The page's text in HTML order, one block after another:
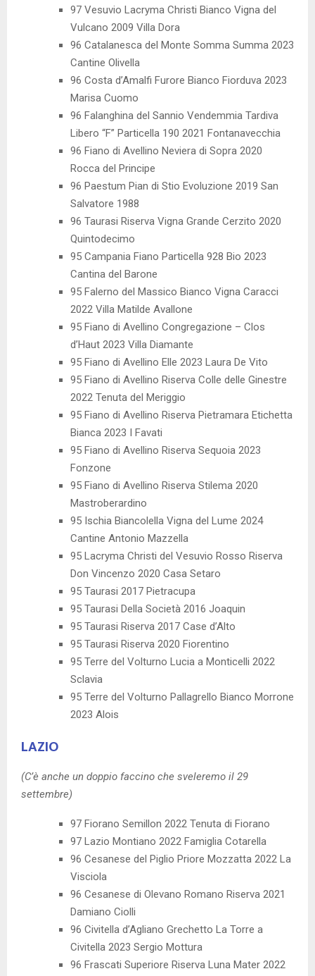
97 Vesuvio Lacryma Christi Bianco Vigna del
Vulcano 2009 Villa Dora
96 Catalanesca del Monte Somma Summa 2023
Cantine Olivella
96 Costa d’Amalfi Furore Bianco Fiorduva 2023
Marisa Cuomo
96 Falanghina del Sannio Vendemmia Tardiva
Libero “F” Particella 190 2021 Fontanavecchia
96 Fiano di Avellino Neviera di Sopra 2020
Rocca del Principe
96 Paestum Pian di Stio Evoluzione 2019 San
Salvatore 1988
96 Taurasi Riserva Vigna Grande Cerzito 2020
Quintodecimo
95 Campania Fiano Particella 928 Bio 2023
Cantina del Barone
95 Falerno del Massico Bianco Vigna Caracci
2022 Villa Matilde Avallone
95 Fiano di Avellino Congregazione – Clos
d’Haut 2023 Villa Diamante
95 Fiano di Avellino Elle 2023 Laura De Vito
95 Fiano di Avellino Riserva Colle delle Ginestre
2022 Tenuta del Meriggio
95 Fiano di Avellino Riserva Pietramara Etichetta
Bianca 2023 I Favati
95 Fiano di Avellino Riserva Sequoia 2023
Fonzone
95 Fiano di Avellino Riserva Stilema 2020
Mastroberardino
95 Ischia Biancolella Vigna del Lume 2024
Cantine Antonio Mazzella
95 Lacryma Christi del Vesuvio Rosso Riserva
Don Vincenzo 2020 Casa Setaro
95 Taurasi 2017 Pietracupa
95 Taurasi Della Società 2016 Joaquin
95 Taurasi Riserva 2017 Case d’Alto
95 Taurasi Riserva 2020 Fiorentino
95 Terre del Volturno Lucia a Monticelli 2022
Sclavia
95 Terre del Volturno Pallagrello Bianco Morrone
2023 Alois
LAZIO
(C’è anche un doppio faccino che sveleremo il 29
settembre)
97 Fiorano Semillon 2022 Tenuta di Fiorano
97 Lazio Montiano 2022 Famiglia Cotarella
96 Cesanese del Piglio Priore Mozzatta 2022 La
Visciola
96 Cesanese di Olevano Romano Riserva 2021
Damiano Ciolli
96 Civitella d’Agliano Grechetto La Torre a
Civitella 2023 Sergio Mottura
96 Frascati Superiore Riserva Luna Mater 2022